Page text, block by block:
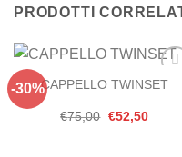
PRODOTTI
-30%
Aggiungi
CAPPELLO TWINSET
€75,00 Il
€52,50Il